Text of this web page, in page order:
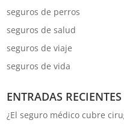
seguros de perros
seguros de salud
seguros de viaje
seguros de vida
ENTRADAS RECIENTES
¿El seguro médico cubre